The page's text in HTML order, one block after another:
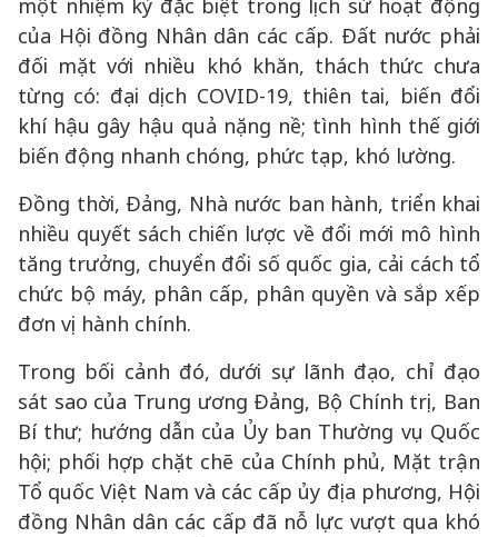
một nhiệm kỳ đặc biệt trong lịch sử hoạt động
của Hội đồng Nhân dân các cấp. Đất nước phải
đối mặt với nhiều khó khăn, thách thức chưa
từng có: đại dịch COVID-19, thiên tai, biến đổi
khí hậu gây hậu quả nặng nề; tình hình thế giới
biến động nhanh chóng, phức tạp, khó lường.
Đồng thời, Đảng, Nhà nước ban hành, triển khai
nhiều quyết sách chiến lược về đổi mới mô hình
tăng trưởng, chuyển đổi số quốc gia, cải cách tổ
chức bộ máy, phân cấp, phân quyền và sắp xếp
đơn vị hành chính.
Trong bối cảnh đó, dưới sự lãnh đạo, chỉ đạo
sát sao của Trung ương Đảng, Bộ Chính trị, Ban
Bí thư; hướng dẫn của Ủy ban Thường vụ Quốc
hội; phối hợp chặt chẽ của Chính phủ, Mặt trận
Tổ quốc Việt Nam và các cấp ủy địa phương, Hội
đồng Nhân dân các cấp đã nỗ lực vượt qua khó